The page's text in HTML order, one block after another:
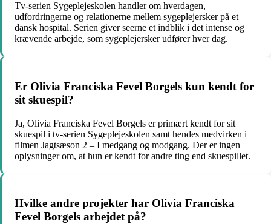
Tv-serien Sygeplejeskolen handler om hverdagen,
udfordringerne og relationerne mellem sygeplejersker på et
dansk hospital. Serien giver seerne et indblik i det intense og
krævende arbejde, som sygeplejersker udfører hver dag.
Er Olivia Franciska Fevel Borgels kun kendt for
sit skuespil?
Ja, Olivia Franciska Fevel Borgels er primært kendt for sit
skuespil i tv-serien Sygeplejeskolen samt hendes medvirken i
filmen Jagtsæson 2 – I medgang og modgang. Der er ingen
oplysninger om, at hun er kendt for andre ting end skuespillet.
Hvilke andre projekter har Olivia Franciska
Fevel Borgels arbejdet på?